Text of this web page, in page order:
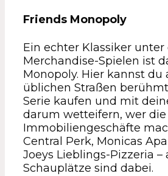
Friends Monopoly
Ein echter Klassiker unter
Merchandise-Spielen ist
Monopoly. Hier kannst du
üblichen Straßen
Serie kaufen und mit
darum wetteifern, wer die
Immobiliengeschäfte
Central Perk, Monicas
Joeys Lieblings-Pizzeria
Schauplätze sind dabei.